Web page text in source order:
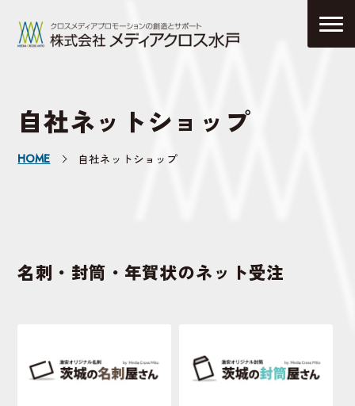
自社ネットショップ
HOME 自社ネットショップ
名刺・封筒・年賀状のネット受注